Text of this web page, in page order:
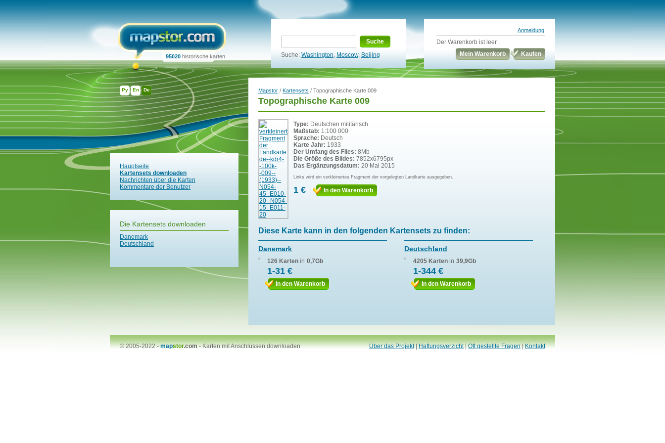
Ру En De
95020 historische karten
Suche
Suche: Washington, Moscow, Beijing
Anmeldung
Der Warenkorb ist leer
Mein Warenkorb
Kaufen
Hauptseite
Kartensets downloaden
Nachrichten über die Karten
Kommentare der Benutzer
Die Kartensets downloaden
Danemark
Deutschland
Mapstor / Kartensets / Topographische Karte 009
Topographische Karte 009
Type: Deutschen militärisch
Maßstab: 1:100 000
Sprache: Deutsch
Karte Jahr: 1933
Der Umfang des Files: 8Mb
Die Größe des Bildes: 7852x6795px
Das Ergänzungsdatum: 20 Mai 2015
Links wird ein verkleinertes Fragment der vorgelegten Landkarte ausgegeben.
1 € In den Warenkorb
Diese Karte kann in den folgenden Kartensets zu finden:
Danemark
126 Karten in 0,7Gb
1-31 €
In den Warenkorb
Deutschland
4205 Karten in 39,9Gb
1-344 €
In den Warenkorb
© 2005-2022 -mapstor.com-Karten mit Anschlüssen downloaden Über das Projekt|Haftungsverzicht|Oft gestellte Fragen|Kontakt